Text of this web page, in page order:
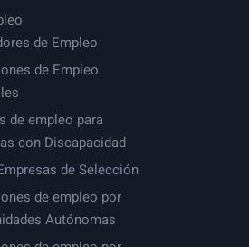
de Empleo
de Empleo
de empleo para
con Discapacidad
de Selección
de empleo por
Autónomas